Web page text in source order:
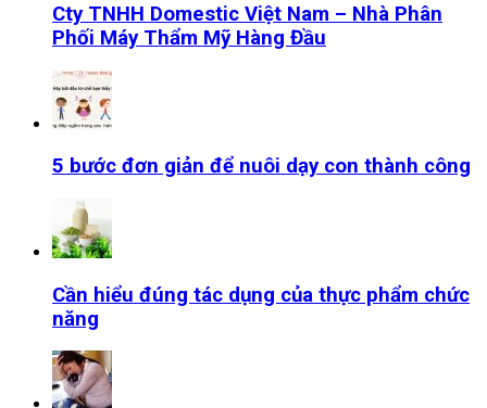
Cty TNHH Domestic Việt Nam – Nhà Phân
Phối Máy Thẩm Mỹ Hàng Đầu
5 bước đơn giản để nuôi dạy con thành công
Cần hiểu đúng tác dụng của thực phẩm chức
năng